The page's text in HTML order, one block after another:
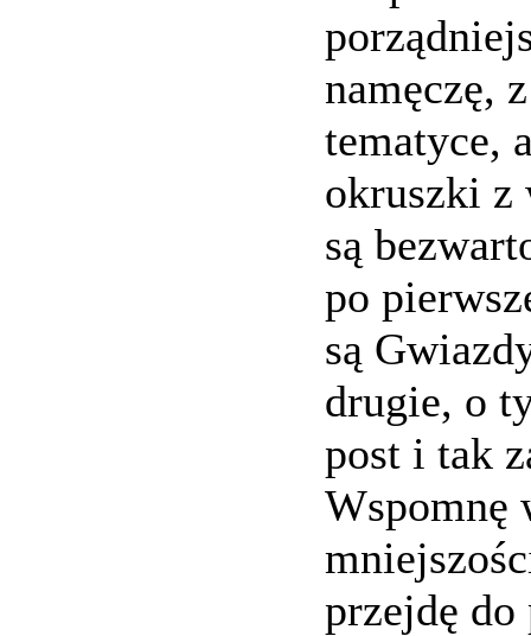
namęczę,
tematyce,
okruszki z
są
po
są
drugie, o
post i tak
Wspomnę
przejdę